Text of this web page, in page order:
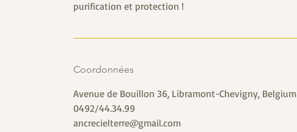
Coordonnées
Avenue de Bouillon 36, Libramont-Chevigny, Belgium
0492/44.34.99
ancrecielterre@gmail.com